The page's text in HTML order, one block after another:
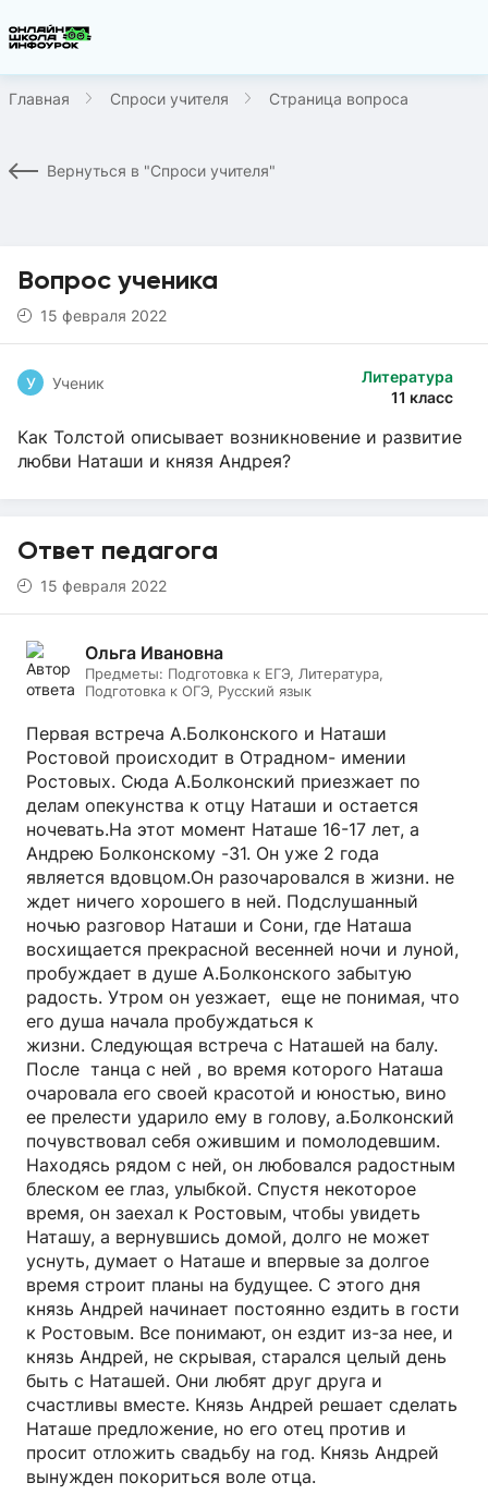
Главная Спроси учителя Страница вопроса
Вернуться в "Спроси учителя"
Вопрос ученика
15 февраля 2022
Литература
11 класс
У Ученик
Как Толстой описывает возникновение и развитие
любви Наташи и князя Андрея?
Ответ педагога
15 февраля 2022
Ольга Ивановна
Предметы: Подготовка к ЕГЭ, Литература,
Подготовка к ОГЭ, Русский язык
Первая встреча А.Болконского и Наташи
Ростовой происходит в Отрадном- имении
Ростовых. Сюда А.Болконский приезжает по
делам опекунства к отцу Наташи и остается
ночевать.На этот момент Наташе 16-17 лет, а
Андрею Болконскому -31. Он уже 2 года
является вдовцом.Он разочаровался в жизни. не
ждет ничего хорошего в ней. Подслушанный
ночью разговор Наташи и Сони, где Наташа
восхищается прекрасной весенней ночи и луной,
пробуждает в душе А.Болконского забытую
радость. Утром он уезжает, еще не понимая, что
его душа начала пробуждаться к
жизни. Следующая встреча с Наташей на балу.
После танца с ней , во время которого Наташа
очаровала его своей красотой и юностью, вино
ее прелести ударило ему в голову, а.Болконский
почувствовал себя ожившим и помолодевшим.
Находясь рядом с ней, он любовался радостным
блеском ее глаз, улыбкой. Спустя некоторое
время, он заехал к Ростовым, чтобы увидеть
Наташу, а вернувшись домой, долго не может
уснуть, думает о Наташе и впервые за долгое
время строит планы на будущее. С этого дня
князь Андрей начинает постоянно ездить в гости
к Ростовым. Все понимают, он ездит из-за нее, и
князь Андрей, не скрывая, старался целый день
быть с Наташей. Они любят друг друга и
счастливы вместе. Князь Андрей решает сделать
Наташе предложение, но его отец против и
просит отложить свадьбу на год. Князь Андрей
вынужден покориться воле отца.